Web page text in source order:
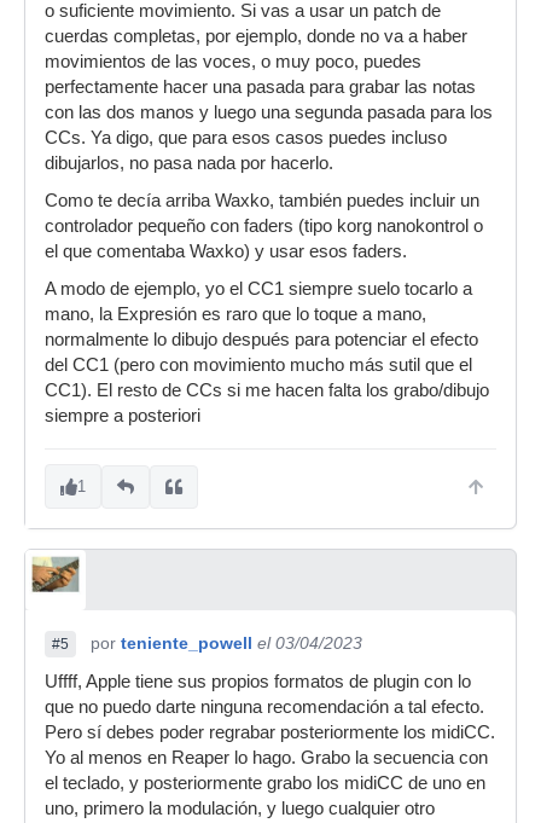
o suficiente movimiento. Si vas a usar un patch de
cuerdas completas, por ejemplo, donde no va a haber
movimientos de las voces, o muy poco, puedes
perfectamente hacer una pasada para grabar las notas
con las dos manos y luego una segunda pasada para los
CCs. Ya digo, que para esos casos puedes incluso
dibujarlos, no pasa nada por hacerlo.
Como te decía arriba Waxko, también puedes incluir un
controlador pequeño con faders (tipo korg nanokontrol o
el que comentaba Waxko) y usar esos faders.
A modo de ejemplo, yo el CC1 siempre suelo tocarlo a
mano, la Expresión es raro que lo toque a mano,
normalmente lo dibujo después para potenciar el efecto
del CC1 (pero con movimiento mucho más sutil que el
CC1). El resto de CCs si me hacen falta los grabo/dibujo
siempre a posteriori
1
#5 por teniente_powell el 03/04/2023
Uffff, Apple tiene sus propios formatos de plugin con lo
que no puedo darte ninguna recomendación a tal efecto.
Pero sí debes poder regrabar posteriormente los midiCC.
Yo al menos en Reaper lo hago. Grabo la secuencia con
el teclado, y posteriormente grabo los midiCC de uno en
uno, primero la modulación, y luego cualquier otro